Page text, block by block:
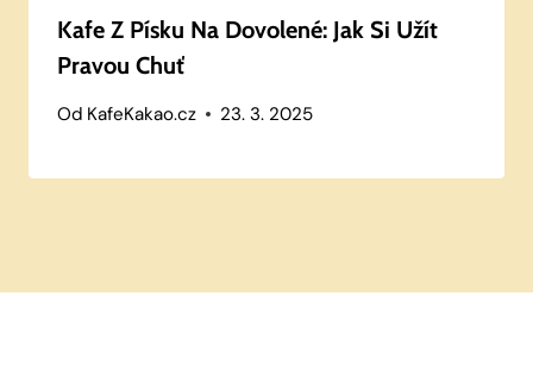
Kafe Z Písku Na Dovolené: Jak Si Užít
Pravou Chuť
Od KafeKakao.cz 23. 3. 2025